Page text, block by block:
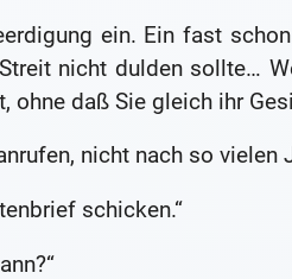
ein. Ein fast
nicht dulden sollte…
daß Sie gleich ihr
nicht nach so vielen
schicken.“